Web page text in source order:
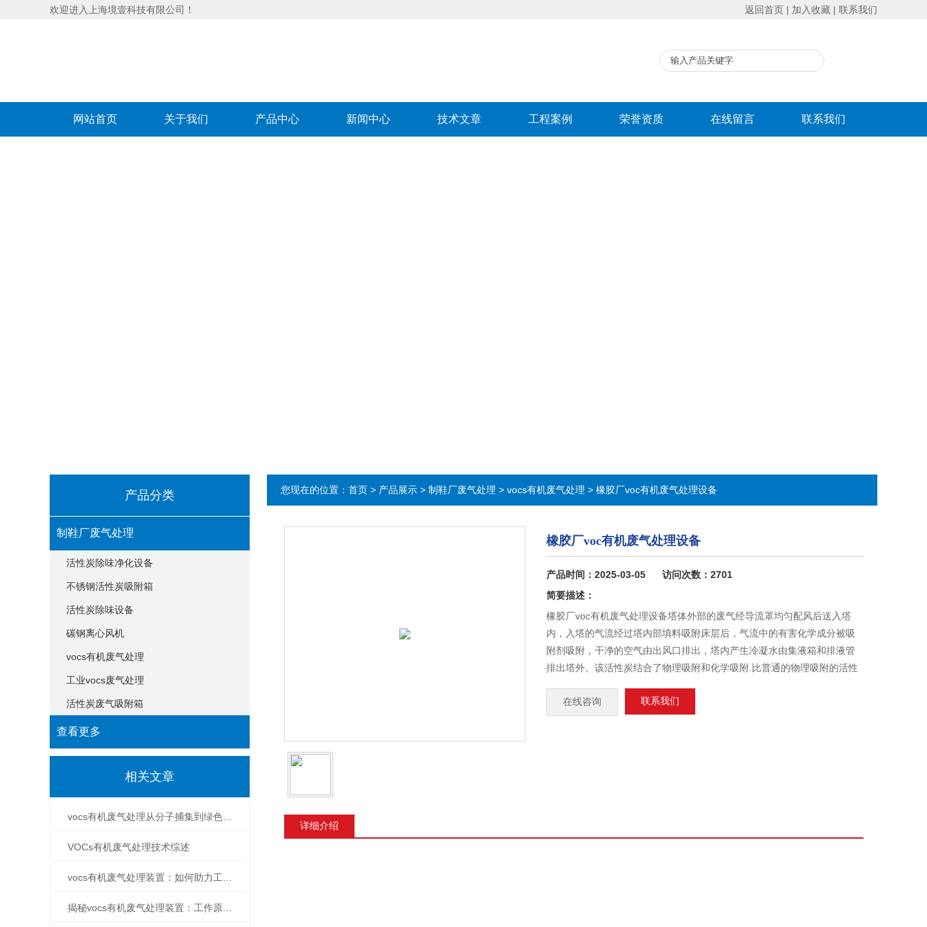
欢迎进入上海境壹科技有限公司！ 返回首页 | 加入收藏 | 联系我们
网站首页 关于我们 产品中心 新闻中心 技术文章 工程案例 荣誉资质 在线留言 联系我们
产品分类
制鞋厂废气处理
活性炭除味净化设备
不锈钢活性炭吸附箱
活性炭除味设备
碳钢离心风机
vocs有机废气处理
工业vocs废气处理
活性炭废气吸附箱
查看更多
相关文章
VOCs有机废气处理技术综述
您现在的位置： 首页 > 产品展示 > 制鞋厂废气处理 > vocs有机废气处理 > 橡胶厂voc有机废气处理设备
橡胶厂voc有机废气处理设备
产品时间：2025-03-05 访问次数：2701
简要描述：
橡胶厂voc有机废气处理设备塔体外部的废气经导流罩均匀配风后送入塔
内，入塔的气流经过塔内部填料吸附床层后，气流中的有害化学成分被吸
附剂吸附，干净的空气由出风口排出，塔内产生冷凝水由集液箱和排液管
排出塔外。该活性炭结合了物理吸附和化学吸附.比普通的物理吸附的活性
在线咨询 联系我们
详细介绍